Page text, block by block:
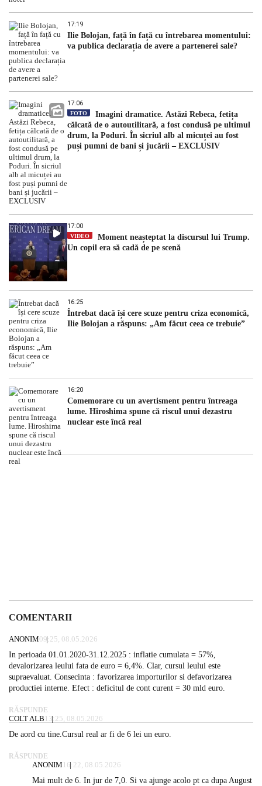
17:19
Ilie Bolojan, față în față cu întrebarea momentului:
va publica declarația de avere a partenerei sale?
17:06
FOTO
Imagini dramatice. Astăzi Rebeca, fetița
călcată de o autoutilitară, a fost condusă pe ultimul
drum, la Poduri. În sicriul alb al micuței au fost
puși pumni de bani și jucării – EXCLUSIV
17:00
VIDEO
Moment neașteptat la discursul lui Trump.
Un copil era să cadă de pe scenă
16:25
Întrebat dacă își cere scuze pentru criza economică,
Ilie Bolojan a răspuns: „Am făcut ceea ce trebuie”
16:20
Comemorare cu un avertisment pentru întreaga
lume. Hiroshima spune că riscul unui dezastru
nuclear este încă real
COMENTARII
ANONIM09:25, 08.05.2026
In perioada 01.01.2020-31.12.2025 : inflatie cumulata = 57%,
devalorizarea leului fata de euro = 6,4%. Clar, cursul leului este
supraevaluat. Consecinta : favorizarea importurilor si defavorizarea
productiei interne. Efect : deficitul de cont curent = 30 mld euro.
RĂSPUNDE
COLT ALB 13:25, 08.05.2026
De aord cu tine.Cursul real ar fi de 6 lei un euro.
RĂSPUNDE
ANONIM 16:22, 08.05.2026
Mai mult de 6. In jur de 7,0. Si va ajunge acolo pt ca dupa August